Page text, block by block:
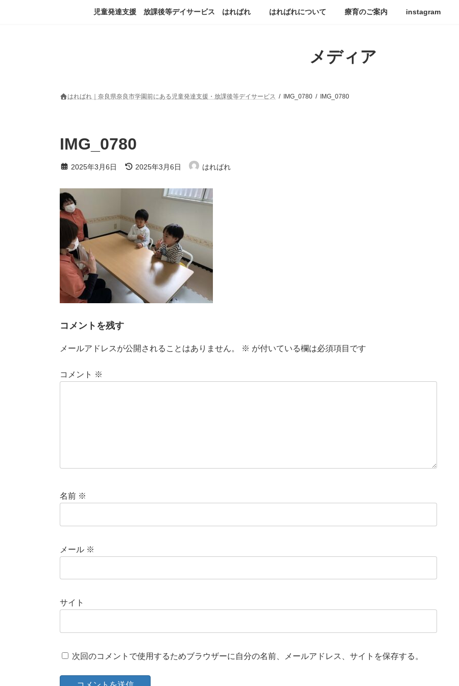
児童発達支援 放課後等デイサービス はればれ はればれについて 療育のご案内 instagram
メディア
はればれ｜奈良県奈良市学園前にある児童発達支援・放課後等デイサービス IMG_0780 IMG_0780
IMG_0780
2025年3月6日
最
終
新
時
:
2025年3月6日 はればれ
コメントを残す
メールアドレスが公開されることはありません。 ※ が付いている欄は必須項目です
コメント ※
名前 ※
メール ※
サイト
次回のコメントで使用するためブラウザーに自分の名前、メールアドレス、サイトを保存する。